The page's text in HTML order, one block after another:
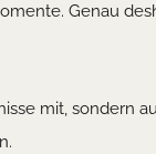
Genau
mit, sondern